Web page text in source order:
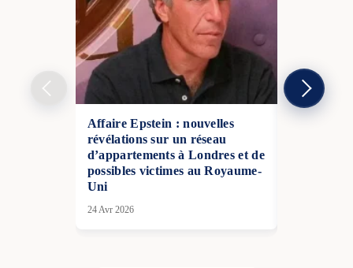
Affaire Epstein : nouvelles
révélations sur un réseau
d’appartements à Londres et de
possibles victimes au Royaume-
Uni
24 Avr 2026